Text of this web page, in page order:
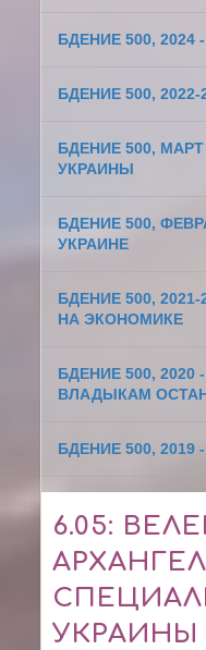
БДЕНИЕ 500,
БДЕНИЕ 500,
БДЕНИЕ 500,
УКРАИНЫ
БДЕНИЕ 500,
УКРАИНЕ
БДЕНИЕ 500,
НА ЭКОНОМИКЕ
БДЕНИЕ 500,
ВЛАДЫКАМ
БДЕНИЕ 500, 2019
6.05:
УКРАИНЫ